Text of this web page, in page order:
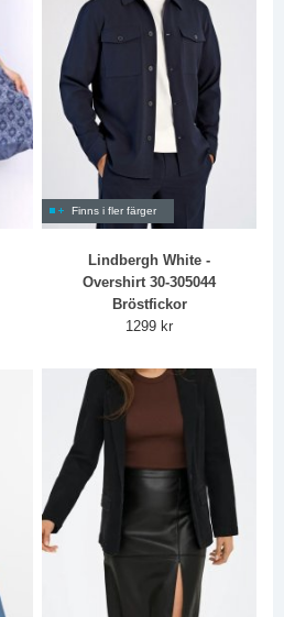
Finns i fler färger
Lindbergh White -
Overshirt 30-305044
Bröstfickor
1299 kr